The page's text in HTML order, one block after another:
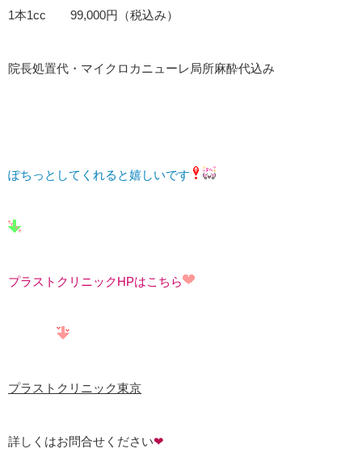
1本1cc 99,000円（税込み）
院長処置代・マイクロカニューレ局所麻酔代込み
ぽちっとしてくれると嬉しいです
プラストクリニックHPはこちら
プラストクリニック東京
詳しくはお問合せください❤